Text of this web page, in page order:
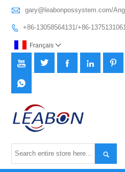
 gary@leabonpossystem.com/
 +86-13058564131/+86-
Français 
    

